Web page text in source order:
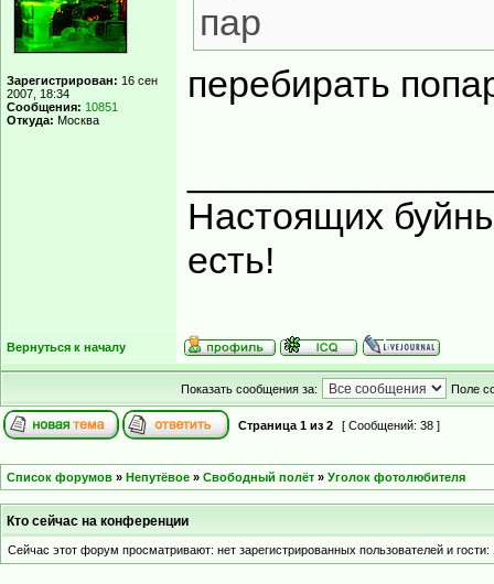
Зарегистрирован: 16 сен
2007, 18:34
Сообщения: 10851
Откуда: Москва
пар
перебирать
Настоящих
есть!
Вернуться к началу
Показать сообщения за: Поле
Страница 1 из 2 [ Сообщений: 38 ]
Список форумов » Непутёвое » Свободный полёт » Уголок фотолюбителя
Кто сейчас на конференции
Сейчас этот форум просматривают: нет зарегистрированных пользователей и гости: